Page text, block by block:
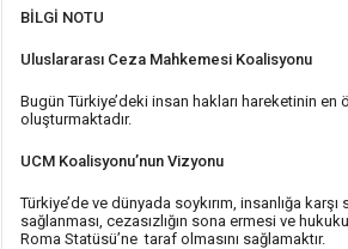
BİLGİ NOTU
Uluslararası Ceza Mahkemesi Koalisyonu
Bugün Türkiye’deki insan hakları hareketinin
oluşturmaktadır.
UCM Koalisyonu’nun Vizyonu
Türkiye’de ve dünyada soykırım, insanlığa
sağlanması, cezasızlığın sona ermesi ve
Roma Statüsü’ne taraf olmasını sağlamaktır.